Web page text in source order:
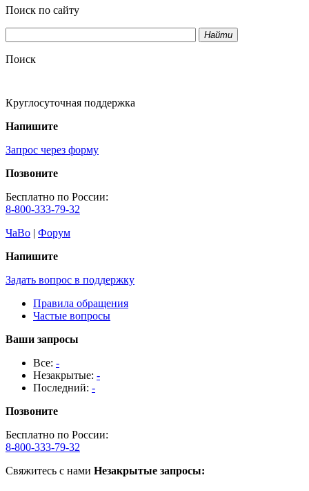
Поиск по сайту
Найти
Поиск
Круглосуточная поддержка
Напишите
Запрос через форму
Позвоните
Бесплатно по России:
8-800-333-79-32
ЧаВо | Форум
Напишите
Задать вопрос в поддержку
Правила обращения
Частые вопросы
Ваши запросы
Все: -
Незакрытые: -
Последний: -
Позвоните
Бесплатно по России:
8-800-333-79-32
Свяжитесь с нами Незакрытые запросы: